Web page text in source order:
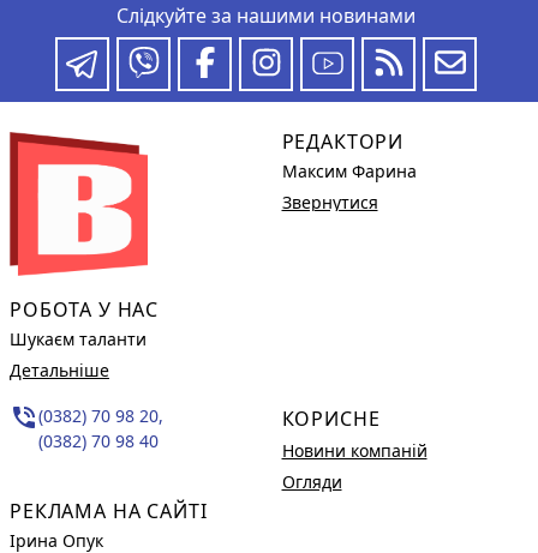
Слідкуйте за нашими новинами
РОБОТА У НАС
Шукаєм таланти
Детальніше
phone_in_talk(0382) 70 98 20,
(0382) 70 98 40
РЕКЛАМА НА САЙТІ
Ірина Опук
РЕДАКТОРИ
Максим Фарина
Звернутися
КОРИСНЕ
Новини компаній
Огляди